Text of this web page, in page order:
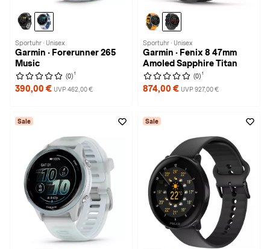
Sportuhr · Unisex
Garmin · Forerunner 265
Music
(0) 1
390,00 € UVP 462,00 €
Sportuhr · Unisex
Garmin · Fenix 8 47mm
Amoled Sapphire Titan
(0) 1
874,00 € UVP 927,00 €
Sale Sale